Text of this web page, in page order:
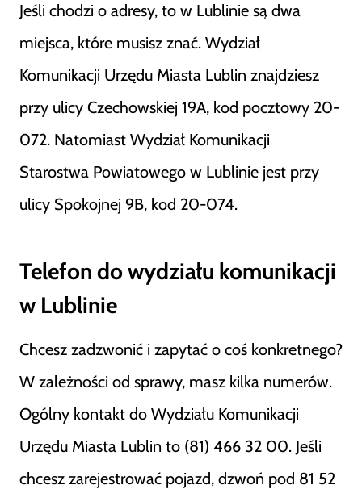
Jeśli chodzi o adresy, to w Lublinie są dwa
miejsca, które musisz znać. Wydział
Komunikacji Urzędu Miasta Lublin znajdziesz
przy ulicy Czechowskiej 19A, kod pocztowy 20-
072. Natomiast Wydział Komunikacji
Starostwa Powiatowego w Lublinie jest przy
ulicy Spokojnej 9B, kod 20-074.
Telefon do wydziału komunikacji
w Lublinie
Chcesz zadzwonić i zapytać o coś konkretnego?
W zależności od sprawy, masz kilka numerów.
Ogólny kontakt do Wydziału Komunikacji
Urzędu Miasta Lublin to (81) 466 32 00. Jeśli
chcesz zarejestrować pojazd, dzwoń pod 81 52